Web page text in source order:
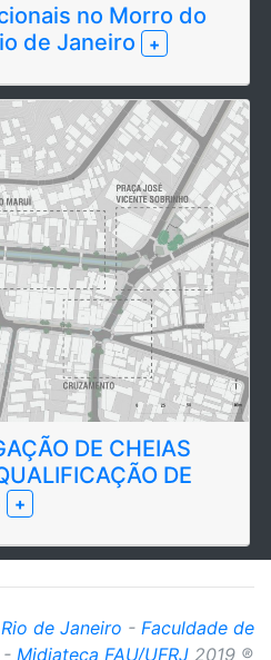
no Morro do
de Janeiro
+
DE CHEIAS
DE
+
de Janeiro - Faculdade de
- Midiateca FAU/UFRJ 2019 ®